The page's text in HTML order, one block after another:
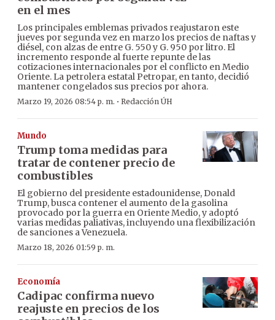
en el mes
Los principales emblemas privados reajustaron este
jueves por segunda vez en marzo los precios de naftas y
diésel, con alzas de entre G. 550 y G. 950 por litro. El
incremento responde al fuerte repunte de las
cotizaciones internacionales por el conflicto en Medio
Oriente. La petrolera estatal Petropar, en tanto, decidió
mantener congelados sus precios por ahora.
Marzo 19, 2026 08:54 p. m. · Redacción ÚH
Mundo
Trump toma medidas para
tratar de contener precio de
combustibles
El gobierno del presidente estadounidense, Donald
Trump, busca contener el aumento de la gasolina
provocado por la guerra en Oriente Medio, y adoptó
varias medidas paliativas, incluyendo una flexibilización
de sanciones a Venezuela.
Marzo 18, 2026 01:59 p. m.
Economía
Cadipac confirma nuevo
reajuste en precios de los